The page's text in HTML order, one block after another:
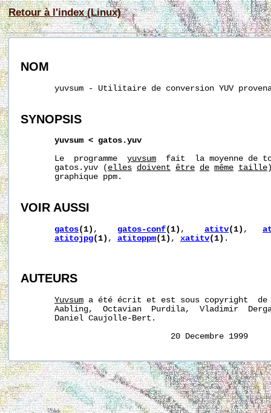
Retour à l'index (Linux)
NOM
yuvsum - Utilitaire de conversion YUV
SYNOPSIS
yuvsum < gatos.yuv
       Le  programme
yuvsum
fait  la moyenne de
       gatos.yuv (
elles doivent être de même taille
       graphique ppm.
VOIR AUSSI
gatos(1) , gatos-conf(1) , atitv(1) ,
atitojpg(1) , atitoppm(1) , xatitv(1) .
AUTEURS
Yuvsum a été écrit et est sous copyright  de
Aabling,  Octavian  Purdila,  Vladimir
       Daniel Caujolle-Bert.
20